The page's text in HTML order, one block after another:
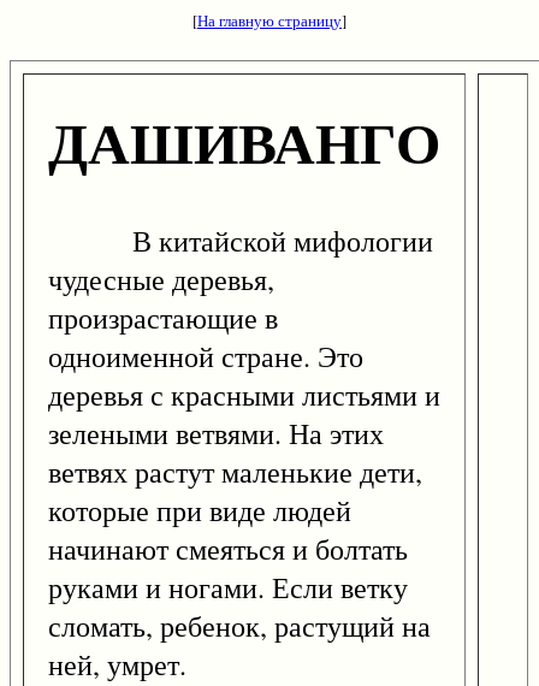
[На главную страницу]
ДАШИВАНГО
В китайской мифологии
чудесные деревья,
произрастающие в
одноименной стране. Это
деревья с красными листьями и
зелеными ветвями. На этих
ветвях растут маленькие дети,
которые при виде людей
начинают смеяться и болтать
руками и ногами. Если ветку
сломать, ребенок, растущий на
ней, умрет.